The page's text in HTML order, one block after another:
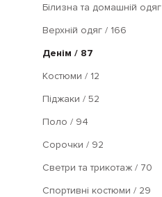
Білизна та домашній одяг
Верхній одяг / 166
Денім / 87
Костюми / 12
Піджаки / 52
Поло / 94
Сорочки / 92
Светри та трикотаж / 70
Спортивні костюми / 29